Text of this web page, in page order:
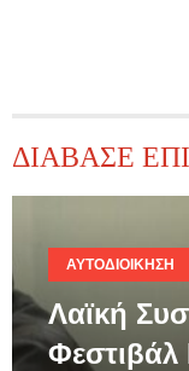
ΔΙΑΒΑΣΕ
ΑΥΤΟΔΙΟΊΚΗΣΗ
Λαϊκή